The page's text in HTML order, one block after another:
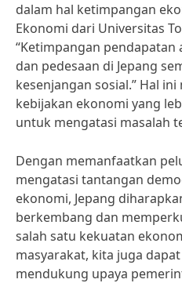
dalam hal ketimpangan
Ekonomi dari Universitas
“Ketimpangan
dan pedesaan di Jepang
kesenjangan sosial.” Hal
kebijakan ekonomi yang
untuk mengatasi masalah
Dengan memanfaatkan
mengatasi tantangan
ekonomi, Jepang
berkembang dan
salah satu kekuatan
masyarakat, kita juga
mendukung upaya